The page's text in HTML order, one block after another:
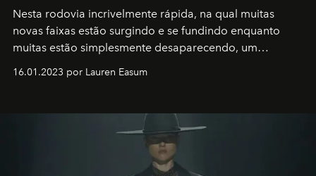
Nesta rodovia incrivelmente rápida, na qual muitas
novas faixas estão surgindo e se fundindo enquanto
muitas estão simplesmente desaparecendo, um
transportador AMTD abrindo caminho para muitos
por propósitos, com um claro senso de missão na vida e
16.01.2023 por Lauren Easum